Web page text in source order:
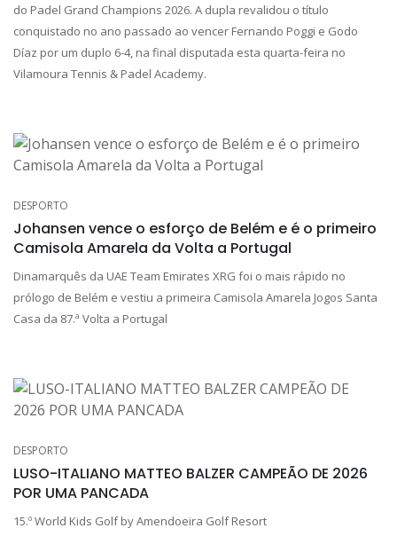
do Padel Grand Champions 2026. A dupla revalidou o título
conquistado no ano passado ao vencer Fernando Poggi e Godo
Díaz por um duplo 6-4, na final disputada esta quarta-feira no
Vilamoura Tennis & Padel Academy.
DESPORTO
Johansen vence o esforço de Belém e é o primeiro
Camisola Amarela da Volta a Portugal
Dinamarquês da UAE Team Emirates XRG foi o mais rápido no
prólogo de Belém e vestiu a primeira Camisola Amarela Jogos Santa
Casa da 87.ª Volta a Portugal
DESPORTO
LUSO-ITALIANO MATTEO BALZER CAMPEÃO DE 2026
POR UMA PANCADA
15.º World Kids Golf by Amendoeira Golf Resort